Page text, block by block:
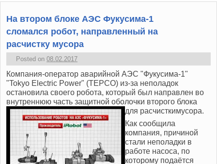
Skip to primary content
Skip to secondary content
На втором блоке АЭС Фукусима-1
сломался робот, направленный на
расчистку мусора
Posted on 08.02.2017
Компания-оператор аварийной АЭС "Фукусима-1"
"Tokyo Electric Power" (TEPCO) из-за неполадок
остановила своего робота, который был направлен во
внутреннюю часть защитной оболочки второго блока
для расчисткимусора.
Как сообщила
компания, причиной
стали неполадки в
работе насоса, по
которому подаётся